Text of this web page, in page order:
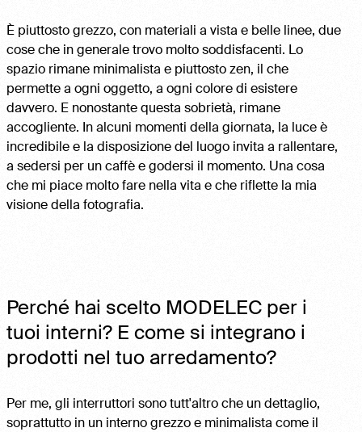
È piuttosto grezzo, con materiali a vista e belle linee, due
cose che in generale trovo molto soddisfacenti. Lo
spazio rimane minimalista e piuttosto zen, il che
permette a ogni oggetto, a ogni colore di esistere
davvero. E nonostante questa sobrietà, rimane
accogliente. In alcuni momenti della giornata, la luce è
incredibile e la disposizione del luogo invita a rallentare,
a sedersi per un caffè e godersi il momento. Una cosa
che mi piace molto fare nella vita e che riflette la mia
visione della fotografia.
Perché hai scelto MODELEC per i
tuoi interni? E come si integrano i
prodotti nel tuo arredamento?
Per me, gli interruttori sono tutt'altro che un dettaglio,
soprattutto in un interno grezzo e minimalista come il